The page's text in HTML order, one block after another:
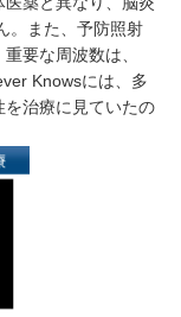
。また、予防照射
要な周波数は、
Knowsには、多
を治療に見ていたの